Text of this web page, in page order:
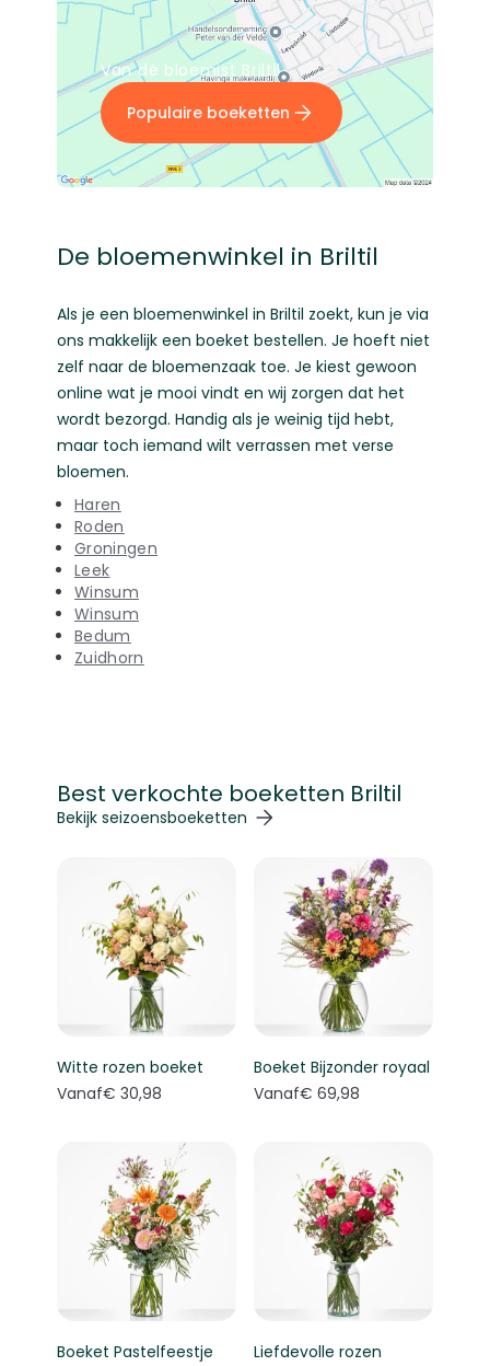
Van dé bloemist Briltil
Populaire boeketten
De bloemenwinkel in Briltil
Als je een bloemenwinkel in Briltil zoekt, kun je via
ons makkelijk een boeket bestellen. Je hoeft niet
zelf naar de bloemenzaak toe. Je kiest gewoon
online wat je mooi vindt en wij zorgen dat het
wordt bezorgd. Handig als je weinig tijd hebt,
maar toch iemand wilt verrassen met verse
bloemen.
Haren
Roden
Groningen
Leek
Winsum
Winsum
Bedum
Zuidhorn
Best verkochte boeketten Briltil
Navigeren door de elementen van de carrousel is
Druk om carrousel over te slaan
Bekijk seizoensboeketten
Witte rozen boeket
Vanaf€ 30,98
Boeket Bijzonder royaal
Vanaf€ 69,98
Boeket Pastelfeestje
Liefdevolle rozen